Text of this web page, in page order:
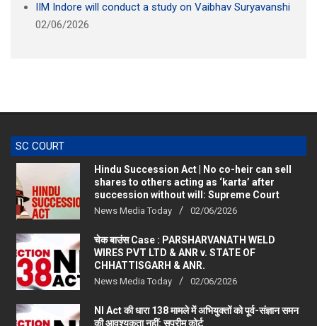
02/06/2026
shares to others acting as ‘karta’ after
succession without will: Supreme Court
News Media Today 02/06/2026
WIRES PVT LTD & ANR v. STATE OF
CHHATTISGARH & ANR.
News Media Today 02/06/2026
की आवश्यकता नहीं: सुप्रीम कोर्ट
News Media Today 28/09/2025